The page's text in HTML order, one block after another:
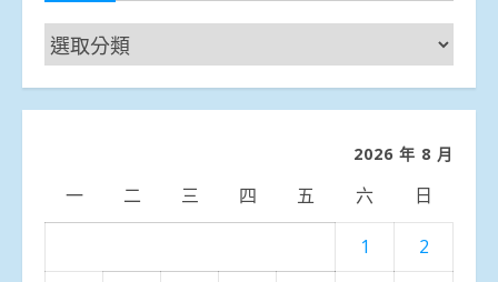
新
聞
分
2026 年 8 月
一 二 三 四 五 六 日
1
2